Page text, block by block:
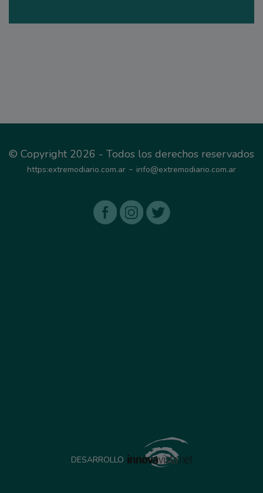
© Copyright 2026 - Todos los derechos reservados
https:extremodiario.com.ar - info@extremodiario.com.ar
DESARROLLO